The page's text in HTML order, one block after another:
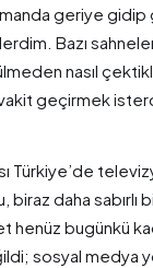
geriye
Bazı
nasıl
geçirmek
Türkiye’de
biraz daha sabırlı
henüz bugünkü
sosyal medya